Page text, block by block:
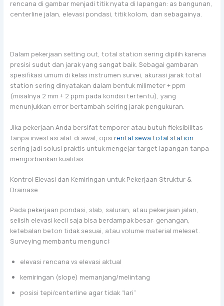
rencana di gambar menjadi titik nyata di lapangan: as bangunan,
centerline jalan, elevasi pondasi, titik kolom, dan sebagainya.
Dalam pekerjaan setting out, total station sering dipilih karena
presisi sudut dan jarak yang sangat baik. Sebagai gambaran
spesifikasi umum di kelas instrumen survei, akurasi jarak total
station sering dinyatakan dalam bentuk milimeter + ppm
(misalnya 2 mm + 2 ppm pada kondisi tertentu), yang
menunjukkan error bertambah seiring jarak pengukuran.
Jika pekerjaan Anda bersifat temporer atau butuh fleksibilitas
tanpa investasi alat di awal, opsi rental sewa total station
sering jadi solusi praktis untuk mengejar target lapangan tanpa
mengorbankan kualitas.
Kontrol Elevasi dan Kemiringan untuk Pekerjaan Struktur &
Drainase
Pada pekerjaan pondasi, slab, saluran, atau pekerjaan jalan,
selisih elevasi kecil saja bisa berdampak besar: genangan,
ketebalan beton tidak sesuai, atau volume material meleset.
Surveying membantu mengunci:
elevasi rencana vs elevasi aktual
kemiringan (slope) memanjang/melintang
posisi tepi/centerline agar tidak “lari”